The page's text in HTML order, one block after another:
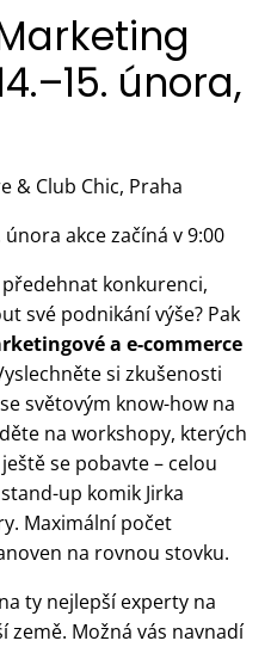
února,
& Club Chic, Praha
února akce začíná v 9:00
předehnat konkurenci,
své podnikání výše? Pak
a e-commerce
si zkušenosti
světovým know-how na
na workshopy, kterých
se pobavte – celou
up komik Jirka
Maximální počet
na rovnou stovku.
ty nejlepší experty na
země. Možná vás navnadí